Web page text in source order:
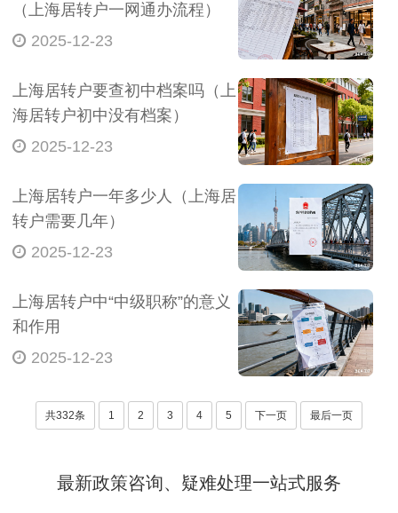
（上海居转户一网通办流程）
2025-12-23
上海居转户要查初中档案吗（上
海居转户初中没有档案）
2025-12-23
上海居转户一年多少人（上海居
转户需要几年）
2025-12-23
上海居转户中“中级职称”的意义
和作用
2025-12-23
共332条 1 2 3 4 5 下一页 最后一页
最新政策咨询、疑难处理一站式服务